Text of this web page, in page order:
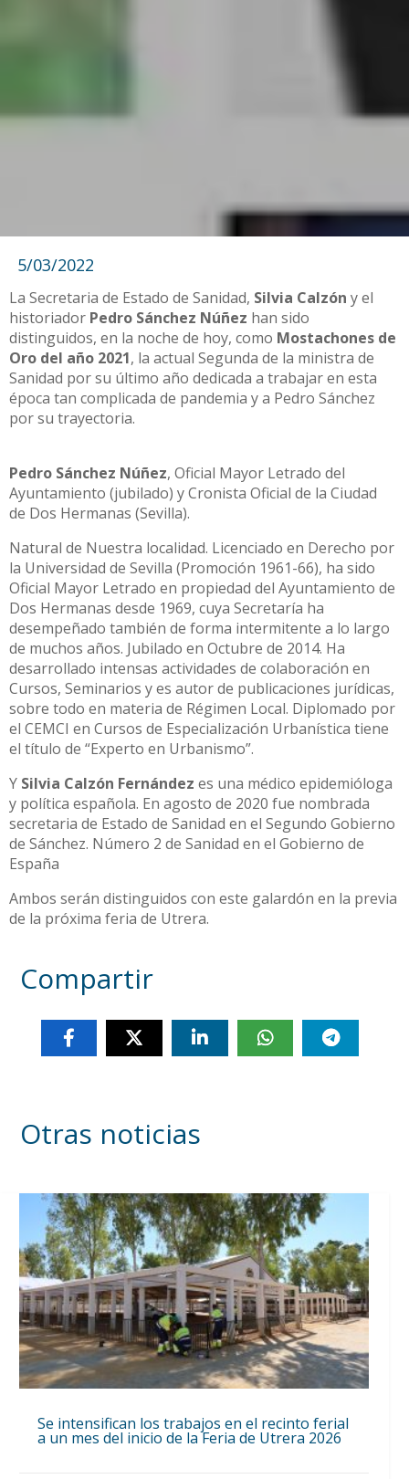
5/03/2022
La Secretaria de Estado de Sanidad, Silvia Calzón y el
historiador Pedro Sánchez Núñez han sido
distinguidos, en la noche de hoy, como Mostachones de
Oro del año 2021, la actual Segunda de la ministra de
Sanidad por su último año dedicada a trabajar en esta
época tan complicada de pandemia y a Pedro Sánchez
por su trayectoria.
Pedro Sánchez Núñez, Oficial Mayor Letrado del
Ayuntamiento (jubilado) y Cronista Oficial de la Ciudad
de Dos Hermanas (Sevilla).
Natural de Nuestra localidad. Licenciado en Derecho por
la Universidad de Sevilla (Promoción 1961-66), ha sido
Oficial Mayor Letrado en propiedad del Ayuntamiento de
Dos Hermanas desde 1969, cuya Secretaría ha
desempeñado también de forma intermitente a lo largo
de muchos años. Jubilado en Octubre de 2014. Ha
desarrollado intensas actividades de colaboración en
Cursos, Seminarios y es autor de publicaciones jurídicas,
sobre todo en materia de Régimen Local. Diplomado por
el CEMCI en Cursos de Especialización Urbanística tiene
el título de “Experto en Urbanismo”.
Y Silvia Calzón Fernández es una médico epidemióloga
y política española. En agosto de 2020 fue nombrada
secretaria de Estado de Sanidad en el Segundo Gobierno
de Sánchez. Número 2 de Sanidad en el Gobierno de
España
Ambos serán distinguidos con este galardón en la previa
de la próxima feria de Utrera.
Compartir
Otras noticias
Se intensifican los trabajos en el recinto ferial
a un mes del inicio de la Feria de Utrera 2026